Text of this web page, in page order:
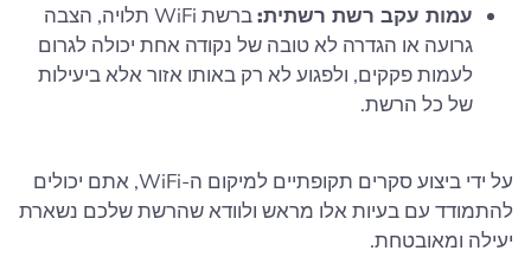
עמות עקב רשת רשתית:
ברשת WiFi תלויה, הצבה
גרועה או הגדרה לא טובה של נקודה אחת יכולה לגרום
לעמות פקקים, ולפגוע לא רק באותו אזור אלא ביעילות
של כל הרשת.
על ידי ביצוע סקרים תקופתיים למיקום ה-WiFi, אתם יכולים
להתמודד עם בעיות אלו מראש ולוודא שהרשת שלכם נשארת
יעילה ומאובטחת.